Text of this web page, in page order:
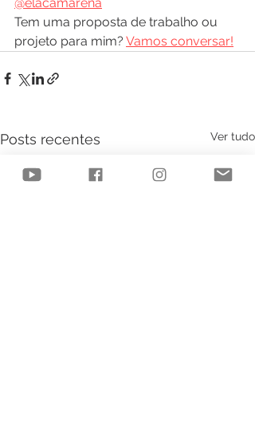
Tem uma proposta de trabalho ou
projeto para mim? Vamos conversar!
Posts recentes Ver tudo